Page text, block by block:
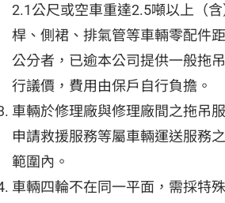
2.1公尺或空車重達2.5噸以上（
桿、側裙、排氣管等車輛零配件
公分者，已逾本公司提供一般拖
行議價，費用由保戶自行負擔。
車輛於修理廠與修理廠間之拖吊
申請救援服務等屬車輛運送服務
範圍內。
車輛四輪不在同一平面，需採特